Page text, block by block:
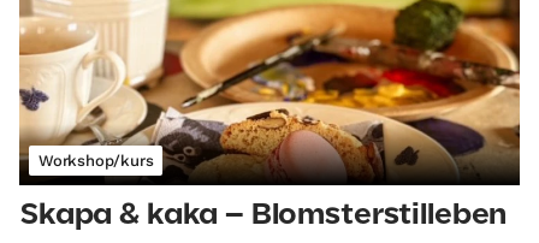
Workshop/kurs
Skapa & kaka – Blomsterstilleben